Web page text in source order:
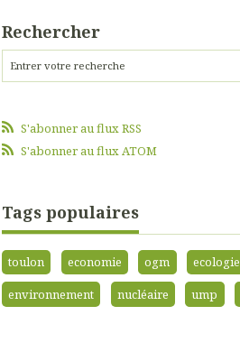
Rechercher
S'abonner au flux RSS
S'abonner au flux ATOM
Tags populaires
toulon economie ogm ecologie
environnement
nucléaire ump